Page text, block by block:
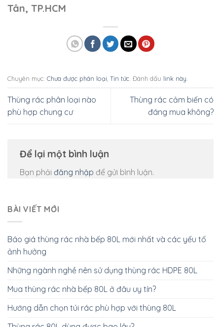
Tân, TP.HCM
Chuyên mục: Chưa được phân loại Tin tức . Đánh dấu link này
Thùng rác phân loại nào
phù hợp chung cư
Thùng rác cảm biến có
đáng mua không?
Để lại một bình luận
Bạn phải đăng nhập để gửi bình luận.
BÀI VIẾT MỚI
Báo giá thùng rác nhà bếp 80L mới nhất và các yếu tố
ảnh hưởng
Những ngành nghề nên sử dụng thùng rác HDPE 80L
Mua thùng rác nhà bếp 80L ở đâu uy tín?
Hướng dẫn chọn túi rác phù hợp với thùng 80L